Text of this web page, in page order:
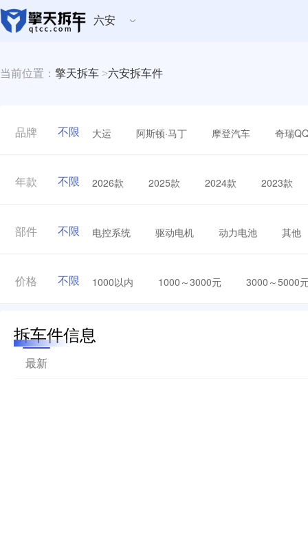
六安
当前位置： 擎天拆车 >六安拆车件
品牌 不限 大运 阿斯顿·马丁 摩登汽车 奇瑞
年款 不限 2026款 2025款 2024款 2023款
部件 不限 电控系统 驱动电机 动力电池 其他
价格 不限 1000以内 1000～3000元 3000～5000
拆车件信息
最新